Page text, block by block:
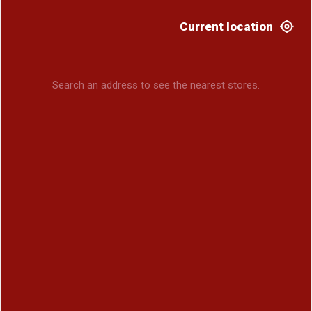
Current location
Search an address to see the nearest stores.